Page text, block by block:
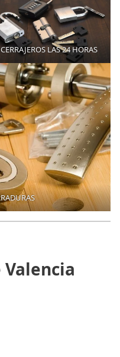
CERRAJEROS LAS 24 HORAS